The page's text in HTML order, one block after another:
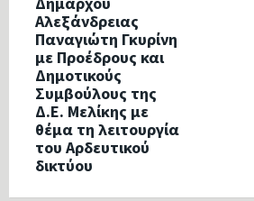
Αλεξάνδρειας
Παναγιώτη Γκυρίνη
με Προέδρους και
Δημοτικούς
Συμβούλους της
Δ.Ε. Μελίκης με
θέμα τη λειτουργία
του Αρδευτικού
δικτύου